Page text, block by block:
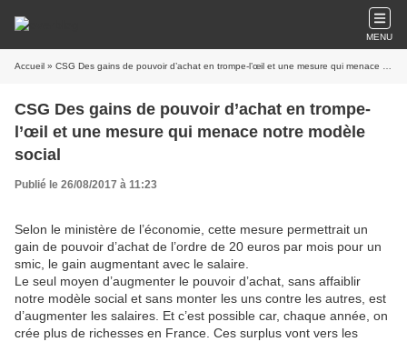
MENU
Accueil » CSG Des gains de pouvoir d’achat en trompe-l’œil et une mesure qui menace notre modèle social
CSG Des gains de pouvoir d’achat en trompe-
l’œil et une mesure qui menace notre modèle
social
Publié le 26/08/2017 à 11:23
Selon le ministère de l’économie, cette mesure permettrait un
gain de pouvoir d’achat de l’ordre de 20 euros par mois pour un
smic, le gain augmentant avec le salaire.
Le seul moyen d’augmenter le pouvoir d’achat, sans affaiblir
notre modèle social et sans monter les uns contre les autres, est
d’augmenter les salaires. Et c’est possible car, chaque année, on
crée plus de richesses en France. Ces surplus vont vers les